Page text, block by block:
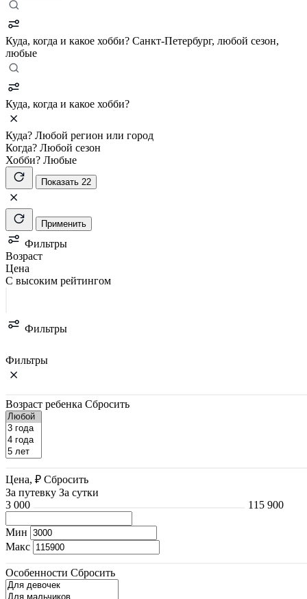
Куда, когда и какое хобби? Санкт-Петербург, любой сезон,
любые
Куда, когда и какое хобби?
Куда? Любой регион или город
Когда? Любой сезон
Хобби? Любые
Показать 22
Применить
Фильтры
Возраст
Цена
С высоким рейтингом
Фильтры
Фильтры
Возраст ребенка Сбросить
Цена, ₽ Сбросить
За путевку За сутки
3 000
115 900
Мин
Макс
Особенности Сбросить